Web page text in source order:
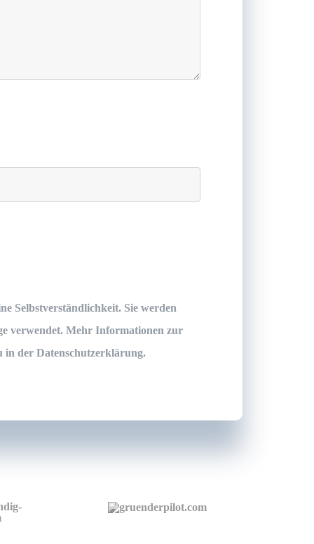
Selbstverständlichkeit. Sie werden
verwendet. Mehr Informationen zur
in derDatenschutzerklärung.